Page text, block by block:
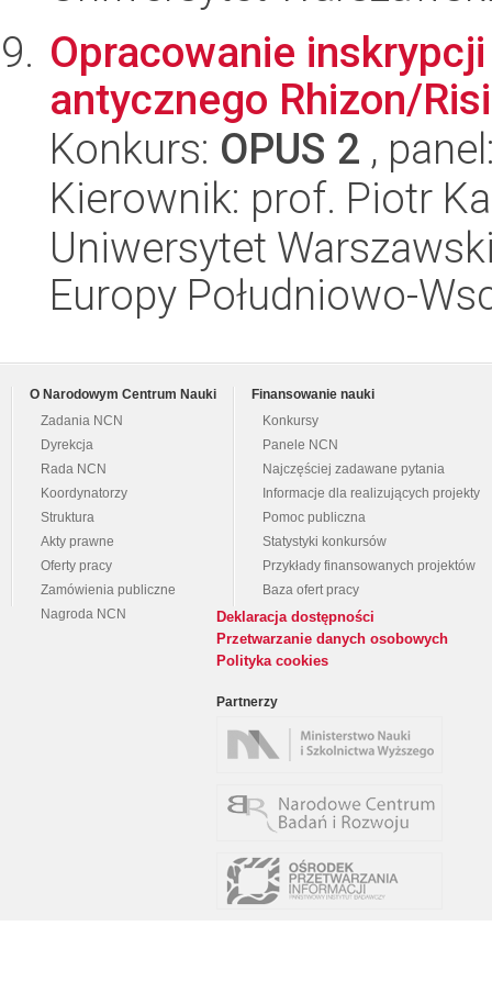
Opracowanie
antycznego Rhizon/
Konkurs: OPUS 2 ,
Kierownik: prof. Piotr
Uniwersytet
Europy Południowo-
O Narodowym Centrum Nauki
Zadania NCN
Dyrekcja
Rada NCN
Koordynatorzy
Struktura
Akty prawne
Oferty pracy
Zamówienia publiczne
Nagroda NCN
Finansowanie nauki
Konkursy
Panele NCN
Najczęściej zadawane pytania
Informacje dla realizujących projekty
Pomoc publiczna
Statystyki konkursów
Przykłady finansowanych projektów
Baza ofert pracy
Deklaracja dostępności
Przetwarzanie danych osobowych
Polityka cookies
Partnerzy